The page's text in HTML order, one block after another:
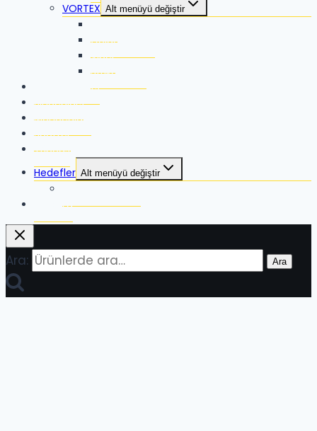
VORTEX Alt menüyü değiştir
Golden Eagle
Viper
Strike Eagle
RangeFinders
Binoculars
Monoculars
Spotter
Tripods
Hedefler Alt menüyü değiştir
Mağaza
Ara: Ara